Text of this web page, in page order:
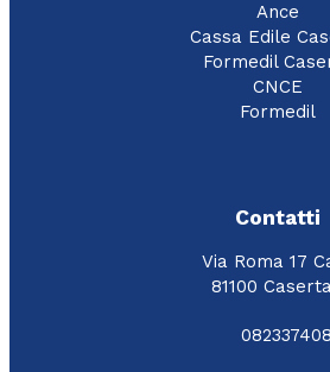
Ance
Cassa Edile
Formedil
CNCE
Formedil
Contatti
Via Roma 17
81100